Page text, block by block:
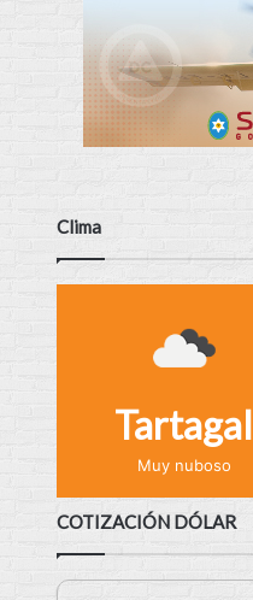
Clima
Tartagal
Muy nuboso
COTIZACIÓN DÓLAR